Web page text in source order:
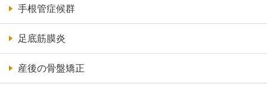
手根管症候群
足底筋膜炎
産後の骨盤矯正